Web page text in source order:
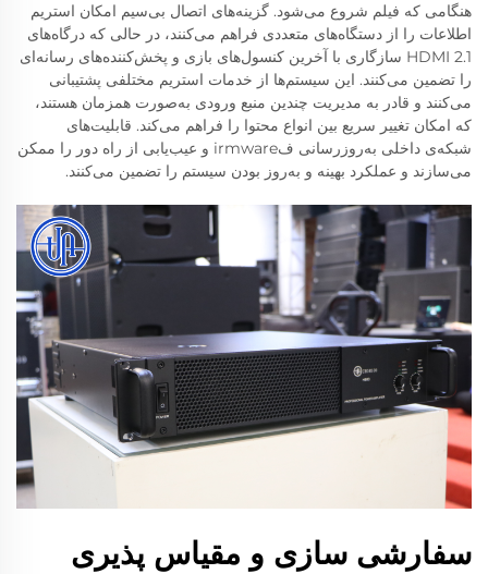
هنگامی که فیلم شروع می‌شود. گزینه‌های اتصال بی‌سیم امکان استریم
اطلاعات را از دستگاه‌های متعددی فراهم می‌کنند، در حالی که درگاه‌های
HDMI 2.1 سازگاری با آخرین کنسول‌های بازی و پخش‌کننده‌های رسانه‌ای
را تضمین می‌کنند. این سیستم‌ها از خدمات استریم مختلفی پشتیبانی
می‌کنند و قادر به مدیریت چندین منبع ورودی به‌صورت همزمان هستند،
که امکان تغییر سریع بین انواع محتوا را فراهم می‌کند. قابلیت‌های
شبکه‌ی داخلی به‌روزرسانی فirmware و عیب‌یابی از راه دور را ممکن
می‌سازند و عملکرد بهینه و به‌روز بودن سیستم را تضمین می‌کنند.
سفارشی سازی و مقیاس پذیری